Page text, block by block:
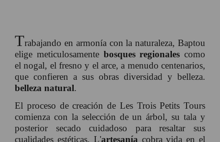
Trabajando en armonía con la naturaleza, Baptou
elige meticulosamente bosques regionales como
el nogal, el fresno y el arce, a menudo centenarios,
que confieren a sus obras diversidad y belleza.
belleza natural.
El proceso de creación de Les Trois Petits Tours
comienza con la selección de un árbol, su tala y
posterior secado cuidadoso para resaltar sus
cualidades estéticas. L'artesanía cobra vida en el